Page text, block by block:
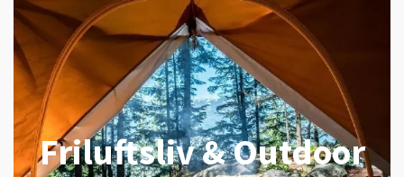
Friluftsliv & Outdoor